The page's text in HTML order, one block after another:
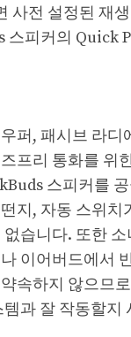
사전 설정된 재
스피커의 Quick
퍼, 패시브 라디
프리 통화를 위
스피커를
지, 자동 스위치
습니다. 또한 소
이어버드에서
속하지 않으므
과 잘 작동할지